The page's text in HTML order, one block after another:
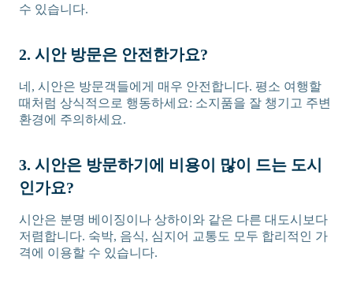
수 있습니다.
2. 시안 방문은 안전한가요?
네, 시안은 방문객들에게 매우 안전합니다. 평소 여행할
때처럼 상식적으로 행동하세요: 소지품을 잘 챙기고 주변
환경에 주의하세요.
3. 시안은 방문하기에 비용이 많이 드는 도시
인가요?
시안은 분명 베이징이나 상하이와 같은 다른 대도시보다
저렴합니다. 숙박, 음식, 심지어 교통도 모두 합리적인 가
격에 이용할 수 있습니다.